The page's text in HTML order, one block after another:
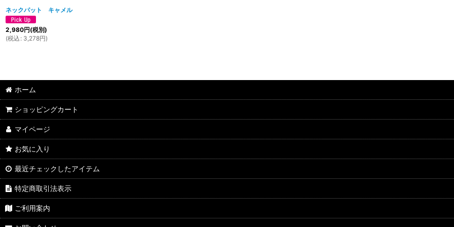
ネックパット キャメル
2,980円(税別)
(税込 : 3,278円)
ホーム
ショッピングカート
マイページ
お気に入り
最近チェックしたアイテム
特定商取引法表示
ご利用案内